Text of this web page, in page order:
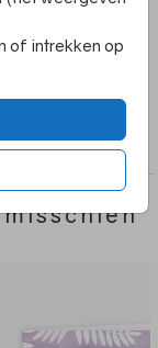
of intrekken op
hoeken.
en geheel